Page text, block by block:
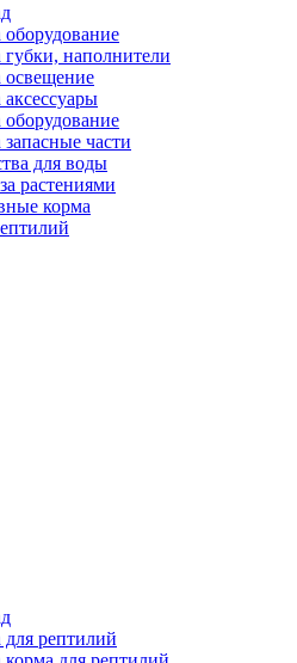
оборудование
губки, наполнители
освещение
аксессуары
оборудование
запасные части
для воды
растениями
корма
для рептилий